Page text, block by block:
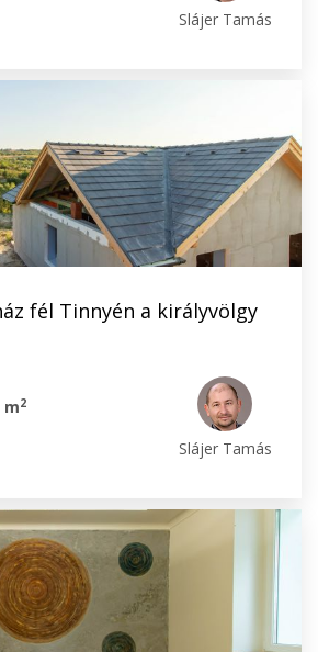
Slájer Tamás
fél Tinnyén a királyvölgy
m2
Slájer Tamás